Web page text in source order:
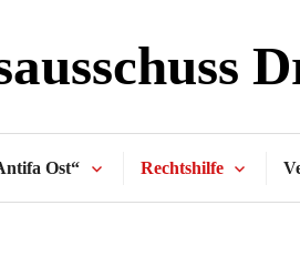
Ost“ Rechtshilfe